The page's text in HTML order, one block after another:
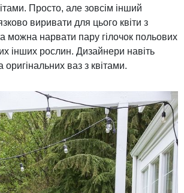
Просто, але зовсім інший
виривати для цього квіти з
можна нарвати пару гілочок польових
інших рослин. Дизайнери навіть
оригінальних ваз з квітами.